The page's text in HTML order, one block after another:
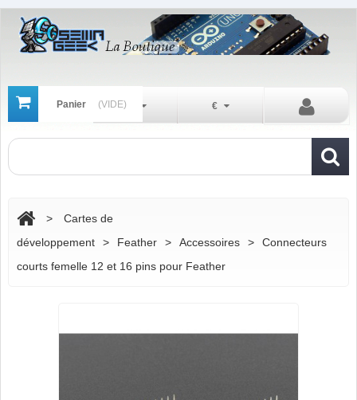
Panier (VIDE) €
Fr
>
Cartes de
développement
> Feather > Accessoires >
Connecteurs
courts femelle 12 et 16 pins pour Feather